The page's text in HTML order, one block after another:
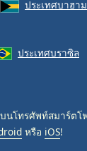
ประเทศบาฮา
ประเทศบราซิล
นโทรศัพท์สมาร์ตโ
หรือ iOS!